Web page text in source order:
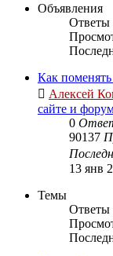
Объявления
Ответы
Как
Алексей
сайте и
0
90137
13 янв
Темы
Ответы